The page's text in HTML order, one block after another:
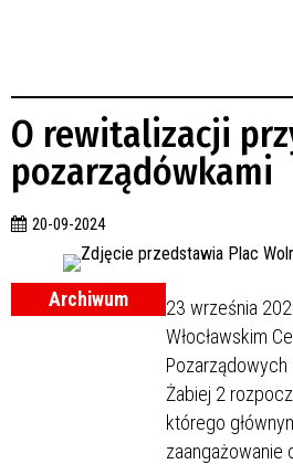
O rewitalizacji
pozarządówkami
20-09-2024
Archiwum
23 września
Włocławskim
Pozarządowych
Żabiej 2
którego
zaangażowanie